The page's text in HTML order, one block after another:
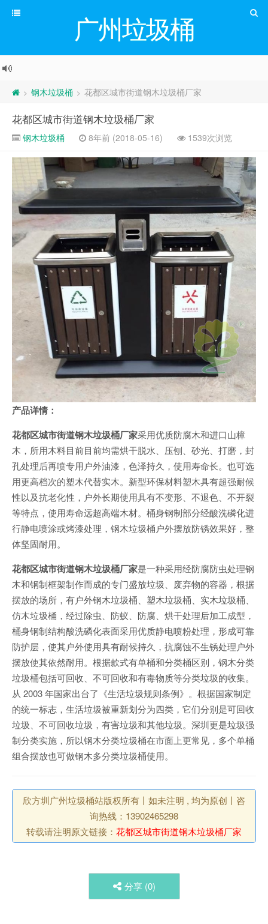
广州垃圾桶
> 钢木垃圾桶 > 花都区城市街道钢木垃圾桶厂家
花都区城市街道钢木垃圾桶厂家
钢木垃圾桶 8年前 (2018-05-16) 1539次浏览
产品详情：
花都区城市街道钢木垃圾桶厂家采用优质防腐木和进口山樟
木，所用木料目前目前均需烘干脱水、压刨、砂光、打磨，封
孔处理后再喷专用户外油漆，色泽持久，使用寿命长。也可选
用更高档次的塑木代替实木。新型环保材料塑木具有超强耐候
性以及抗老化性，户外长期使用具有不变形、不退色、不开裂
等特点，使用寿命远超高端木材。桶身钢制部分经酸洗磷化进
行静电喷涂或烤漆处理，钢木垃圾桶户外摆放防锈效果好，整
体坚固耐用。
花都区城市街道钢木垃圾桶厂家是一种采用经防腐防虫处理钢
木和钢制框架制作而成的专门盛放垃圾、废弃物的容器，根据
摆放的场所，有户外钢木垃圾桶、塑木垃圾桶、实木垃圾桶、
仿木垃圾桶，经过除虫、防蚁、防腐、烘干处理后加工成型，
桶身钢制结构酸洗磷化表面采用优质静电喷粉处理，形成可靠
防护层，使其户外使用具有耐候持久，抗腐蚀不生锈处理户外
摆放使其依然耐用。根据款式有单桶和分类桶区别，钢木分类
垃圾桶包括可回收、不可回收和有毒物质等分类垃圾的收集。
从 2003 年国家出台了《生活垃圾规则条例》。根据国家制定
的统一标志，生活垃圾被重新划分为四类，它们分别是可回收
垃圾、不可回收垃圾，有害垃圾和其他垃圾。深圳更是垃圾强
制分类实施，所以钢木分类垃圾桶在市面上更常见，多个单桶
组合摆放也可做钢木多分类垃圾桶使用。
欣方圳广州垃圾桶站版权所有丨如未注明 , 均为原创丨咨
询热线：13902465298
转载请注明原文链接： 花都区城市街道钢木垃圾桶厂家
分享 (0)